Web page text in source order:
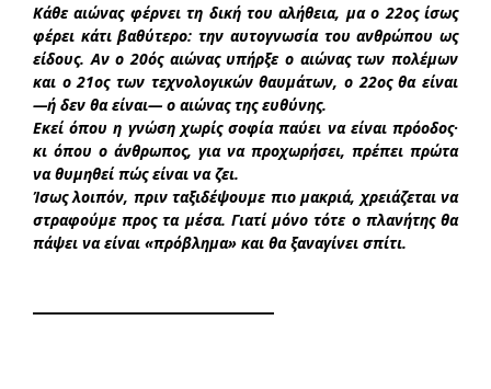
Κάθε αιώνας φέρνει τη δική του αλήθεια, μα ο 22ος ίσως
φέρει κάτι βαθύτερο: την αυτογνωσία του ανθρώπου ως
είδους. Αν ο 20ός αιώνας υπήρξε ο αιώνας των πολέμων
και ο 21ος των τεχνολογικών θαυμάτων, ο 22ος θα είναι
—ή δεν θα είναι— ο αιώνας της ευθύνης.
Εκεί όπου η γνώση χωρίς σοφία παύει να είναι πρόοδος·
κι όπου ο άνθρωπος, για να προχωρήσει, πρέπει πρώτα
να θυμηθεί πώς είναι να ζει.
Ίσως λοιπόν, πριν ταξιδέψουμε πιο μακριά, χρειάζεται να
στραφούμε προς τα μέσα. Γιατί μόνο τότε ο πλανήτης θα
πάψει να είναι «πρόβλημα» και θα ξαναγίνει σπίτι.